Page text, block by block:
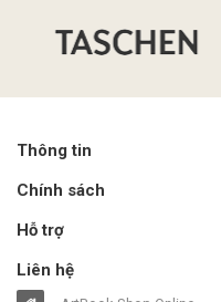
Thông tin
Chính sách
Hỗ trợ
Liên hệ